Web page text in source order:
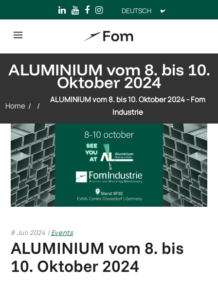
Sprache
auswählen
ALUMINIUM vom 8. bis 10.
Oktober 2024
Home / /
ALUMINIUM vom 8. bis 10. Oktober 2024 - Fom
Industrie
8 Juli 2024 Events
ALUMINIUM vom 8. bis
10. Oktober 2024